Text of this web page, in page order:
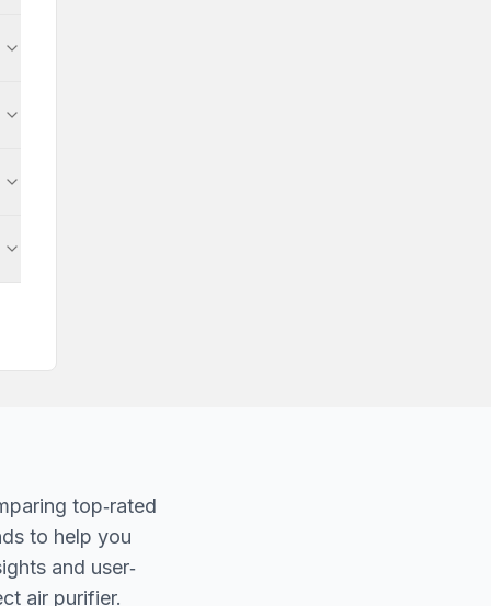
top‐rated
to help you
and user‐
air purifier.